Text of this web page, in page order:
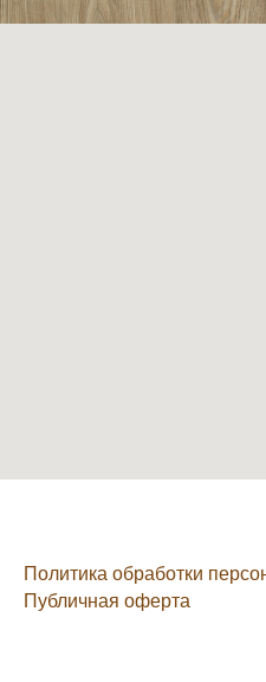
Политика обработки
Публичная оферта